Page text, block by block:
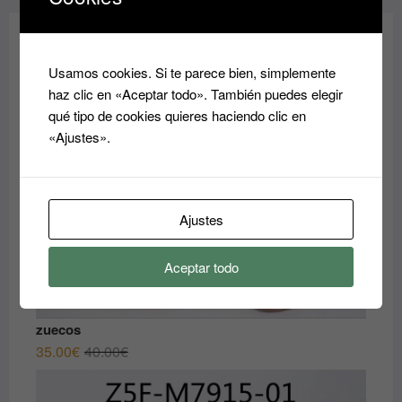
zuecos
40.00€El
original
35.00€
El
actual
Usamos cookies. Si te parece bien, simplemente
haz clic en «Aceptar todo». También puedes elegir
qué tipo de cookies quieres haciendo clic en
«Ajustes».
Ajustes
Aceptar todo